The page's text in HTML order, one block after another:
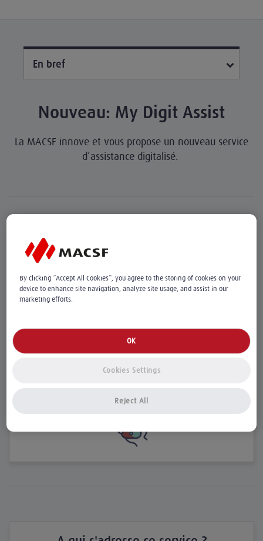
En bref
Nouveau: My Digit Assist
La MACSF innove et vous propose un nouveau service
d’assistance digitalisé.
En quoi consiste ce service ?
Vous pouvez commander en moins de 3 minutes
avec votre smartphone un dépanneur
(hors autoroute).
Découvrez ce service en vidéo >
By clicking “Accept All Cookies”, you agree to the storing of cookies on your
device to enhance site navigation, analyze site usage, and assist in our
marketing efforts.
Reject All
OK
Cookies Settings